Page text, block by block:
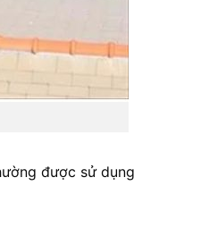
được sử dụng